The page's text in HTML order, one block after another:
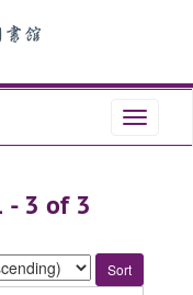
Toggle
- 3 of 3